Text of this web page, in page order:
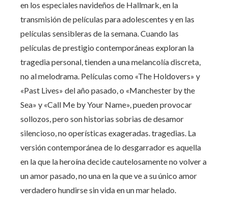
en los especiales navideños de Hallmark, en la
transmisión de películas para adolescentes y en las
películas sensibleras de la semana. Cuando las
películas de prestigio contemporáneas exploran la
tragedia personal, tienden a una melancolía discreta,
no al melodrama. Películas como «The Holdovers» y
«Past Lives» del año pasado, o «Manchester by the
Sea» y «Call Me by Your Name», pueden provocar
sollozos, pero son historias sobrias de desamor
silencioso, no operísticas exageradas. tragedias. La
versión contemporánea de lo desgarrador es aquella
en la que la heroína decide cautelosamente no volver a
un amor pasado, no una en la que ve a su único amor
verdadero hundirse sin vida en un mar helado.